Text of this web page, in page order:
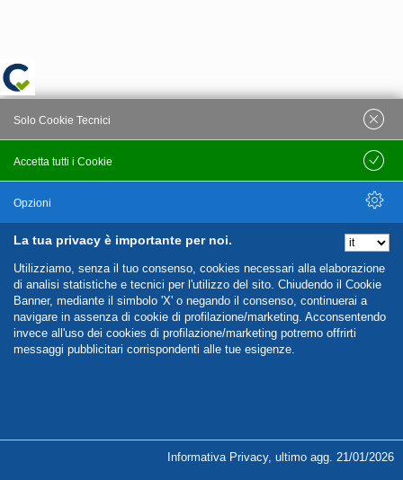
La tua privacy è importante per noi.
Utilizziamo, senza il tuo consenso, cookies necessari alla elaborazione
di analisi statistiche e tecnici per l'utilizzo del sito. Chiudendo il Cookie
Banner, mediante il simbolo 'X' o negando il consenso, continuerai a
navigare in assenza di cookie di profilazione/marketing. Acconsentendo
invece all'uso dei cookies di profilazione/marketing potremo offrirti
messaggi pubblicitari corrispondenti alle tue esigenze.
Accetta tutti i Cookie
Solo Cookie Tecnici
Salva
Opzioni
Nascondi Opzioni
Informativa Privacy, ultimo agg. 21/01/2026